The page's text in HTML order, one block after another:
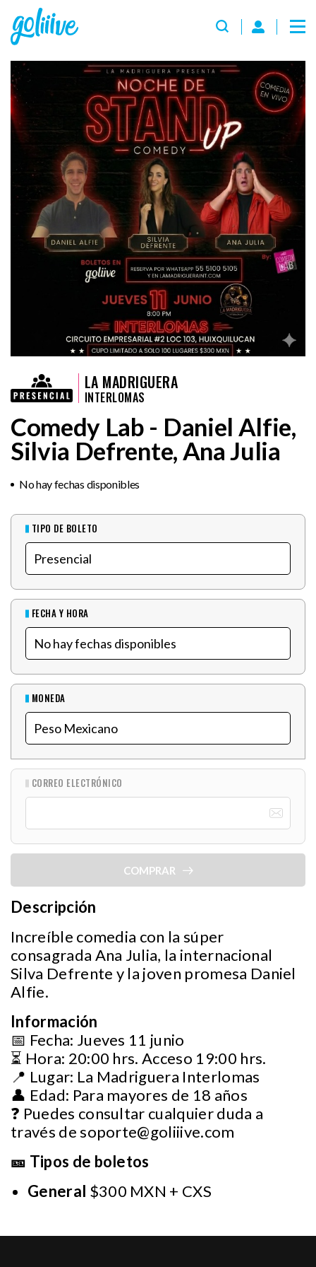
LA MADRIGUERA
INTERLOMAS
Comedy Lab - Daniel Alfie,
Silvia Defrente, Ana Julia
No hay fechas disponibles
TIPO DE BOLETO
FECHA Y HORA
MONEDA
CORREO ELECTRÓNICO
COMPRAR
Descripción
Increíble comedia con la súper
consagrada Ana Julia, la internacional
Silva Defrente y la joven promesa Daniel
Alfie.
Información
📅 Fecha: Jueves 11 junio
⏳ Hora: 20:00 hrs. Acceso 19:00 hrs.
📍 Lugar: La Madriguera Interlomas
👤 Edad: Para mayores de 18 años
❓ Puedes consultar cualquier duda a
través desoporte@goliiive.com
🎫 Tipos de boletos
General $300 MXN + CXS